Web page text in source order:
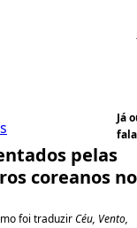
Já
pelas
coreanos no
foi traduzirCéu, Vento,